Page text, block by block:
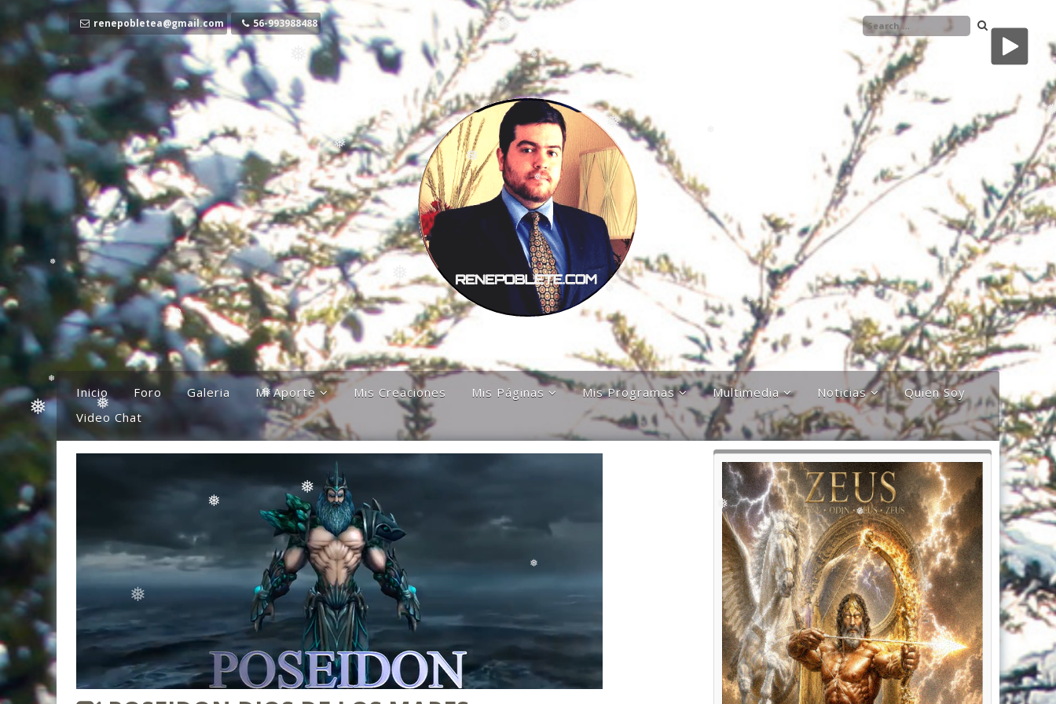
❅
❅
❅
❅
❅
❅
❅
❅
❅
❅
❅
❅
❅
❅
❅
❅
❅
❅
❅ ❅
❅
❅
❅
Ir
al
contenido
renepobletea@gmail.com 56-993988488
Inicio Foro Galeria Mi Aporte
Columna
Comentarios
El Canto Del Shofar
El Canto De La Lira
Ideas
Mis Karaokes
Sugerencias
Opiniones
Mis Creaciones Mis Páginas
Discípulos de la Gran
Hermandad Blanca
Más Allá Del
Patagonia Rebelde
Propiedades Poblete
Yo Quiero Que Mi
Mamá Sea Eterna
Mis Programas
Astronomía Austral
Charla Austral
Multimedia
Audios
Documentos
Videos
Noticias
Documentales y
Reportajes
Noticias
Internacionales
Noticias Nacionales
Quien Soy
Video Chat